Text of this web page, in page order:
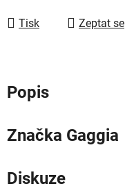
Tisk Zeptat se
Popis
Značka Gaggia
Diskuze